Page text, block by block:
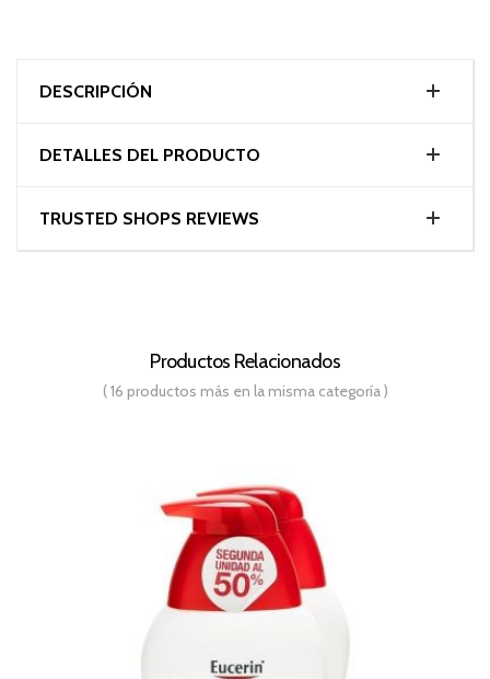
DESCRIPCIÓN
DETALLES DEL PRODUCTO
TRUSTED SHOPS REVIEWS
Productos Relacionados
( 16 productos más en la misma categoría )